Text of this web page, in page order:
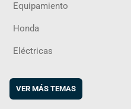
Equipamiento
Honda
Eléctricas
VER MÁS TEMAS